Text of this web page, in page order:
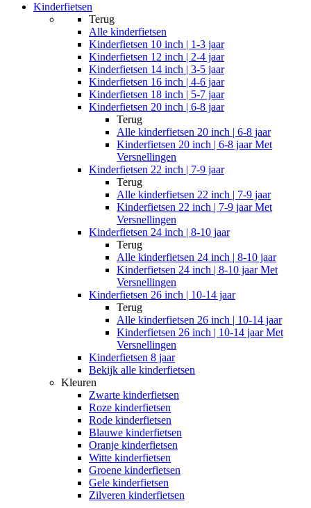
Kinderfietsen
Terug
Alle kinderfietsen
Kinderfietsen 10 inch | 1-3 jaar
Kinderfietsen 12 inch | 2-4 jaar
Kinderfietsen 14 inch | 3-5 jaar
Kinderfietsen 16 inch | 4-6 jaar
Kinderfietsen 18 inch | 5-7 jaar
Kinderfietsen 20 inch | 6-8 jaar
Terug
Alle kinderfietsen 20 inch | 6-8 jaar
Kinderfietsen 20 inch | 6-8 jaar Met
Versnellingen
Kinderfietsen 22 inch | 7-9 jaar
Terug
Alle kinderfietsen 22 inch | 7-9 jaar
Kinderfietsen 22 inch | 7-9 jaar Met
Versnellingen
Kinderfietsen 24 inch | 8-10 jaar
Terug
Alle kinderfietsen 24 inch | 8-10 jaar
Kinderfietsen 24 inch | 8-10 jaar Met
Versnellingen
Kinderfietsen 26 inch | 10-14 jaar
Terug
Alle kinderfietsen 26 inch | 10-14 jaar
Kinderfietsen 26 inch | 10-14 jaar Met
Versnellingen
Kinderfietsen 8 jaar
Bekijk alle kinderfietsen
Kleuren
Zwarte kinderfietsen
Roze kinderfietsen
Rode kinderfietsen
Blauwe kinderfietsen
Oranje kinderfietsen
Witte kinderfietsen
Groene kinderfietsen
Gele kinderfietsen
Zilveren kinderfietsen